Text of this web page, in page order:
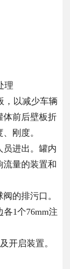
理
以减少车辆
体前后壁板折
刚度。
员进出。罐内
量的装置和
的排污口。
1个76mm注
开启装置。